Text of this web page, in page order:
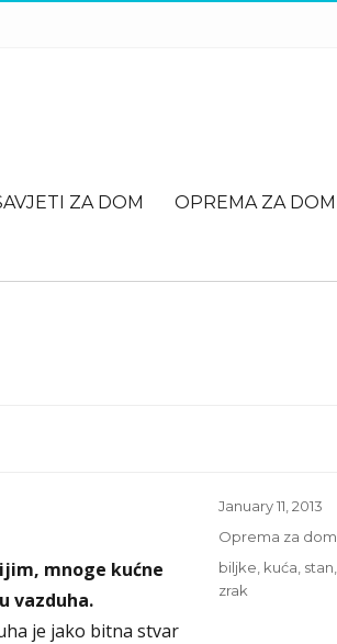
ZA DOM OPREMA ZA DOM
mnoge kućne
vazduha.
je jako bitna stvar
Posted
January 11, 2013
Categories
Oprema za dom
Tags
biljke kuća stan
zrak